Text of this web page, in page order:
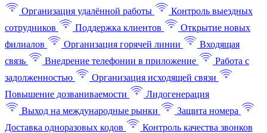
Организация удалённой работы
Контроль выездных
сотрудников
Поддержка клиентов
Открытие новых
филиалов
Организация горячей линии
Входящая
связь
Внедрение телефонии в приложение
Работа с
задолженностью
Организация исходящей связи
Повышение дозваниваемости
Лидогенерация
Выход на международные рынки
Защита номера
Доставка одноразовых кодов
Контроль качества звонков